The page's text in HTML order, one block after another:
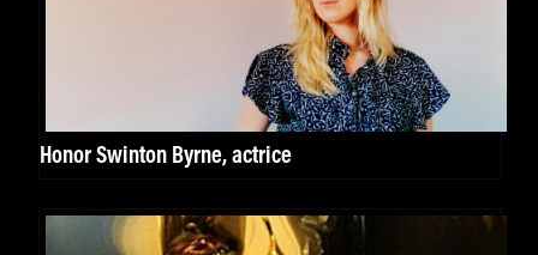
Honor Swinton Byrne, actrice